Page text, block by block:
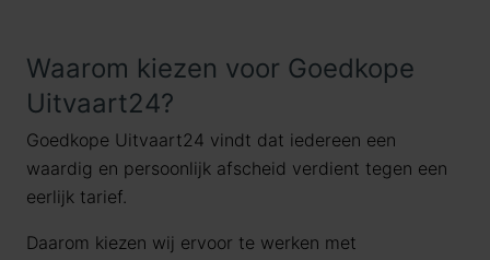
Waarom kiezen voor Goedkope
Uitvaart24?
Goedkope Uitvaart24 vindt dat iedereen een
waardig en persoonlijk afscheid verdient tegen een
eerlijk tarief.
Daarom kiezen wij ervoor te werken met